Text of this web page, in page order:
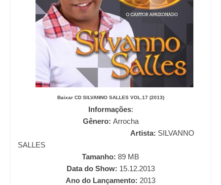
Baixar CD SILVANNO SALLES VOL.17 (2013)
Informações:
Gênero: Arrocha
Artista: SILVANNO
SALLES
Tamanho: 89 MB
Data do Show: 15.12.2013
Ano do Lançamento: 2013